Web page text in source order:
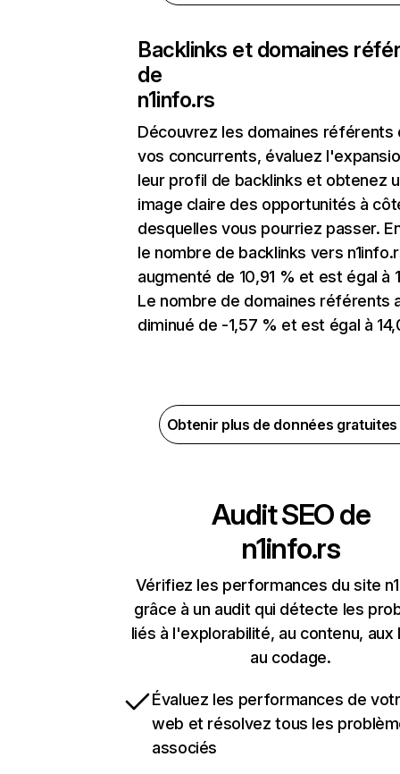
Backlinks et domaines
de
n1info.rs
Découvrez les domaines référents
vos concurrents, évaluez
leur profil de backlinks et obtenez
image claire des opportunités à
desquelles vous pourriez passer.
le nombre de backlinks vers
augmenté de 10,91 % et est égal à
Le nombre de domaines référents
diminué de -1,57 % et est égal à
Obtenir plus de données
Audit SEO de
n1info.rs
Vérifiez les performances du site
grâce à un audit qui détecte les
liés à l'explorabilité, au contenu, aux
au codage.
Évaluez les performances de
web et résolvez tous les
associés